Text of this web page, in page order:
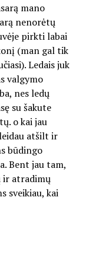
mano
nenorėtų
pirkti labai
(man gal tik
Ledais juk
valgymo
nes ledų
su šakute
o kai jau
atšilt ir
būdingo
Bent jau tam,
ir atradimų
sveikiau, kai